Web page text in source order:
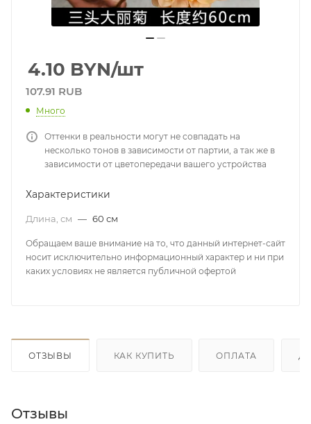
4.10 BYN/шт
107.91 RUB
Много
Оттенки в реальности могут не совпадать на
несколько тонов в зависимости от партии, а так же в
зависимости от цветопередачи вашего устройства
Характеристики
Длина, см — 60 см
Обращаем ваше внимание на то, что данный интернет-сайт
носит исключительно информационный характер и ни при
каких условиях не является публичной офертой
ОТЗЫВЫ КАК КУПИТЬ ОПЛАТА
Отзывы